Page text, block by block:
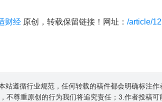
财经 原创，转载保留链接！网址： /article/
站遵循行业规范，任何转载的稿件都会明确标注
不尊重原创的行为我们将追究责任；3.作者投稿可